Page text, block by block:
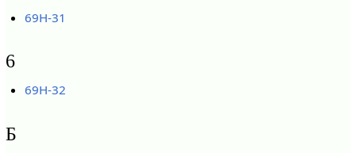
69Н-31
6
69Н-32
Б